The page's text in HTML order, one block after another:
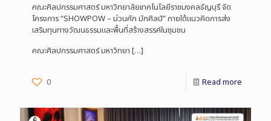
คณะศิลปกรรมศาสตร์ มหาวิทยาลัยเทคโนโลยีราชมงคลธัญบุรี จัด
โครงการ “SHOWPOW – ม่วนคัก มักศิลป์” ภายใต้แนวคิดการส่ง
เสริมทุนทางวัฒนธรรมและพื้นที่สร้างสรรค์ในชุมชน
คณะศิลปกรรมศาสตร์ มหาวิทยา […]
0 Read more